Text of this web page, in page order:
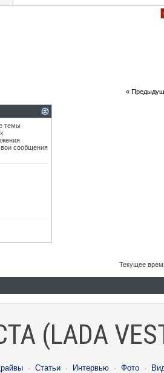
«
темы
сообщения
Текущее
(LADA
· Статьи · Интервью · Фото ·